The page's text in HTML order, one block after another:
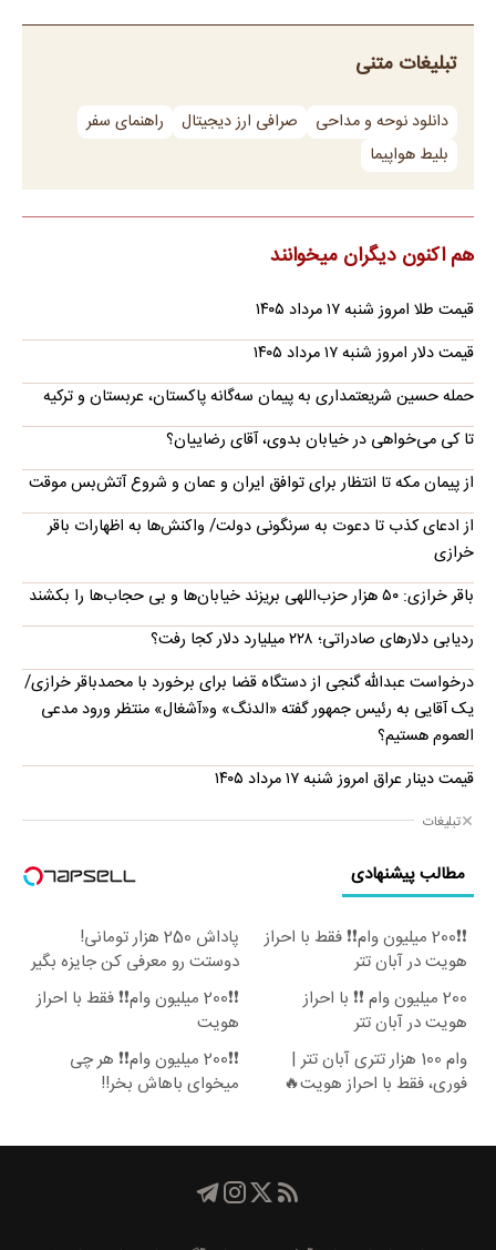
تبلیغات متنی
دانلود نوحه و مداحی صرافی ارز دیجیتال
راهنمای سفر
بلیط هواپیما
هم اکنون دیگران میخوانند
قیمت طلا امروز شنبه ۱۷ مرداد ۱۴۰۵
قیمت دلار امروز شنبه ۱۷ مرداد ۱۴۰۵
حمله حسین شریعتمداری به پیمان سه‌گانه پاکستان، عربستان و ترکیه
تا کی می‌خواهی در خیابان بدوی، آقای رضاییان؟
از پیمان مکه تا انتظار برای توافق ایران و عمان و شروع آتش‌بس موقت
از ادعای کذب تا دعوت به سرنگونی دولت/ واکنش‌ها به اظهارات باقر
خرازی‌
باقر خرازی: ۵۰ هزار حزب‌اللهی بریزند خیابان‌ها و بی حجاب‌ها را بکشند
ردیابی دلارهای صادراتی؛ ۲۲۸ میلیارد دلار کجا رفت؟
درخواست عبدالله گنجی از دستگاه قضا برای برخورد با محمدباقر خرازی/
یک آقایی به رئیس جمهور گفته «الدنگ» و«آشغال» منتظر ورود مدعی
العموم هستیم؟
قیمت دینار عراق امروز شنبه ۱۷ مرداد ۱۴۰۵
تبلیغات
مطالب پیشنهادی
❗❗200 میلیون وام❗❗ فقط با احراز
هویت در آبان تتر
پاداش 250 هزار تومانی!
دوستت رو معرفی کن جایزه بگیر
😍
200 میلیون وام ❗❗ با احراز
هویت در آبان تتر
❗❗200 میلیون وام❗❗ فقط با احراز
هویت
وام 100 هزار تتری آبان تتر |
فوری، فقط با احراز هویت🔥
❗❗200 میلیون وام❗❗ هر چی
میخوای باهاش بخر!!